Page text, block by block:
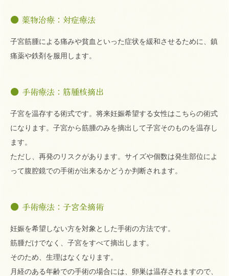
薬物治療：対症療法
子宮筋腫による痛みや貧血といった症状を緩和させるために、鎮
痛薬や鉄剤を服用します。
手術療法：筋腫核摘出
子宮を温存する術式です。将来妊娠希望する女性はこちらの術式
になります。子宮から筋腫のみを摘出して子宮そのものを温存し
ます。
ただし、再発のリスクがあります。サイズや個数は発生部位によ
って腹腔鏡での手術が出来るかどうか判断されます。
手術療法：子宮全摘術
妊娠を希望しない方を対象とした手術の方法です。
筋腫だけでなく、子宮をすべて摘出します。
そのため、生理はなくなります。
月経のある年齢での手術の場合には、卵巣は温存されますので、